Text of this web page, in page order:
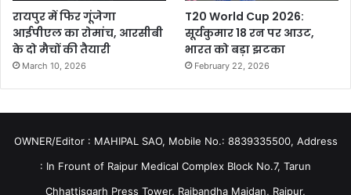
रायपुर में फिर गूंजेगा
आईपीएल का रोमांच, आरसीबी
के दो मैचों की तैयारी
March 10, 2026
T20 World Cup 2026:
सूर्यकुमार 18 रन पर आउट,
भारत को बड़ा झटका
February 22, 2026
OWNER/Editor : MAHIPAL SAO, Mobile No.: 8839335500, Address
: In Frount of Raipur Medical Complex Block No.7, Tarun
Chhattisgarh Press Tower, Rajbandha Maidan, Raipur,